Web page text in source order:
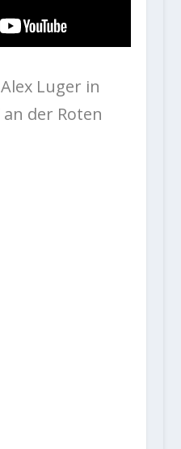
Luger in
an der Roten